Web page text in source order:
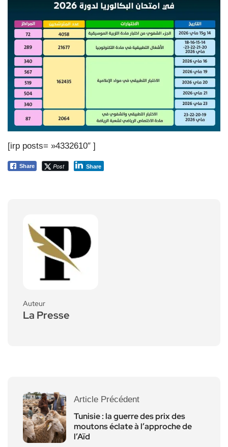
[irp posts= »4332610″ ]
Share Post Share
Auteur
La Presse
Article Précédent
Tunisie : la guerre des prix des
moutons éclate à l’approche de
l’Aïd